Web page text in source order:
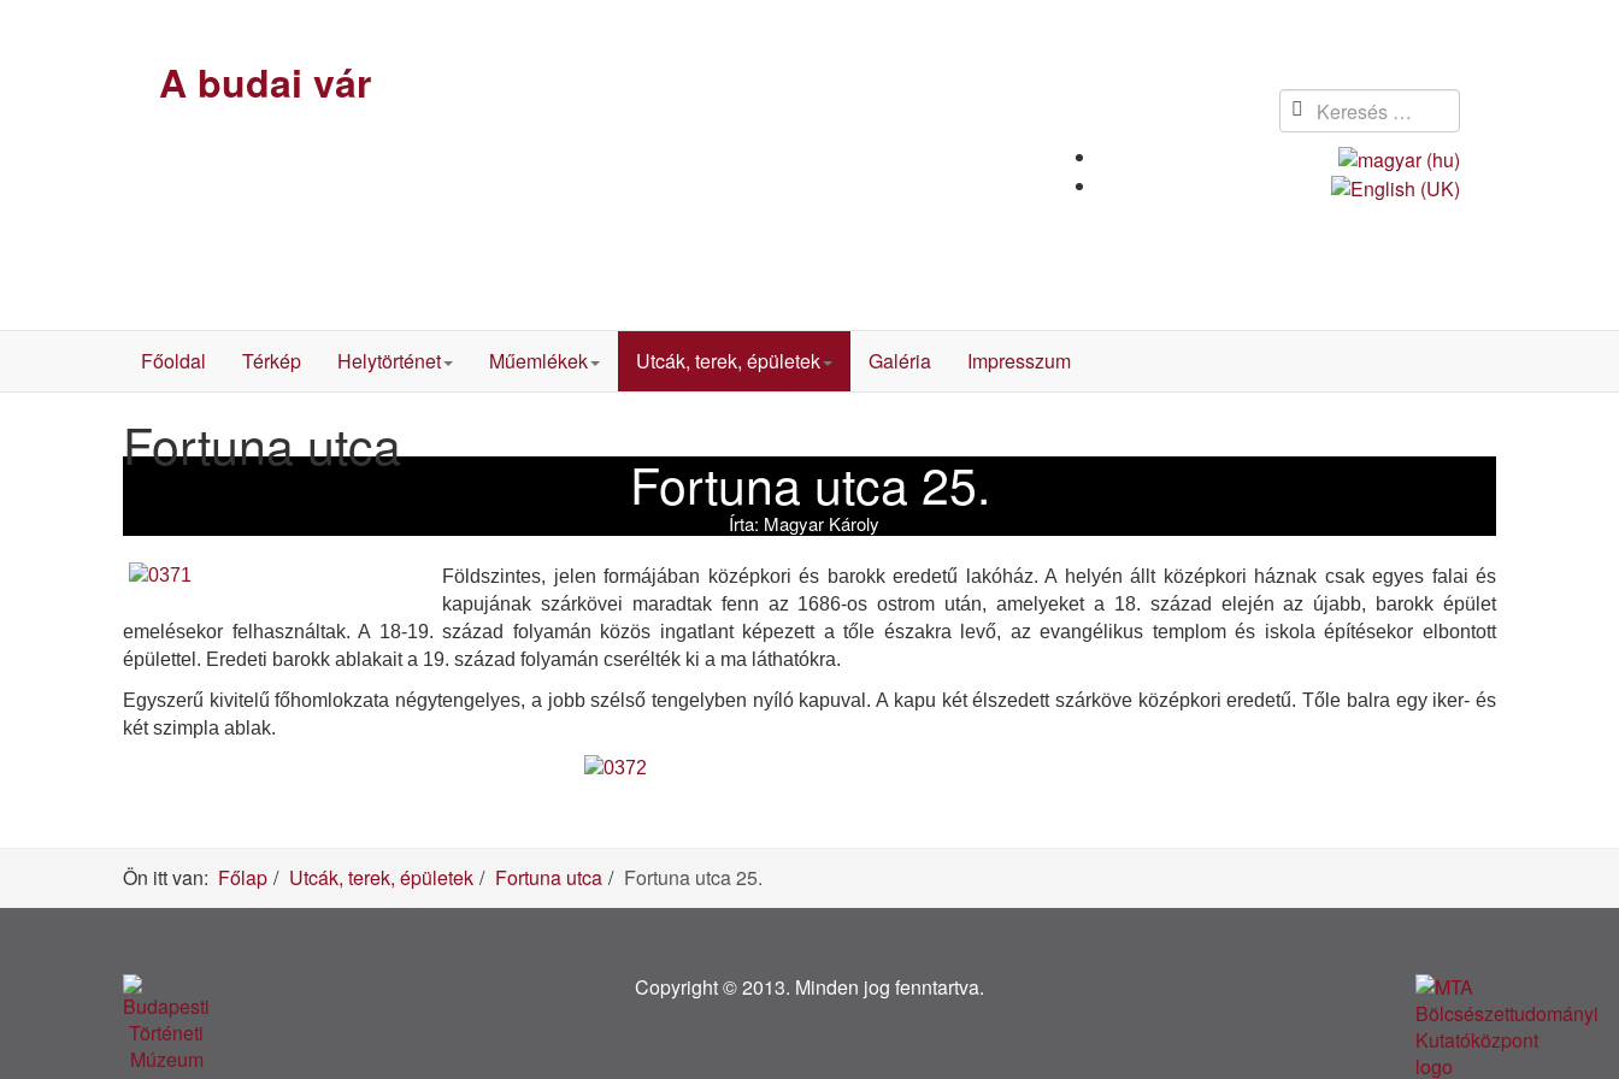
A budai vár
Főoldal Térkép Helytörténet Műemlékek Utcák, terek, épületek Galéria Impresszum
Fortuna utca
Fortuna utca 25.
Írta: Magyar Károly
Földszintes, jelen formájában középkori és barokk eredetű lakóház. A helyén állt középkori háznak csak egyes falai és
kapujának szárkövei maradtak fenn az 1686-os ostrom után, amelyeket a 18. század elején az újabb, barokk épület
emelésekor felhasználtak. A 18-19. század folyamán közös ingatlant képezett a tőle északra levő, az evangélikus templom és iskola építésekor elbontott
épülettel. Eredeti barokk ablakait a 19. század folyamán cserélték ki a ma láthatókra.
Egyszerű kivitelű főhomlokzata négytengelyes, a jobb szélső tengelyben nyíló kapuval. A kapu két élszedett szárköve középkori eredetű. Tőle balra egy iker- és
két szimpla ablak.
Ön itt van: Főlap Utcák, terek, épületek Fortuna utca Fortuna utca 25.
Copyright © 2013. Minden jog fenntartva.